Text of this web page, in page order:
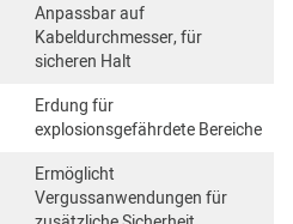
Anpassbar auf
Kabeldurchmesser, für
sicheren Halt
Erdung für
explosionsgefährdete Bereiche
Ermöglicht
Vergussanwendungen für